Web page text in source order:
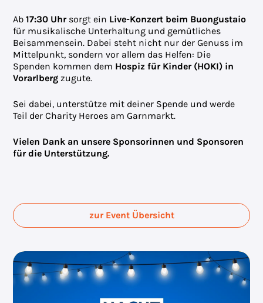
Ab17:30 Uhrsorgt ein Live-Konzert beim Buongustaio
für musikalische Unterhaltung und gemütliches
Beisammensein. Dabei steht nicht nur der Genuss im
Mittelpunkt, sondern vor allem das Helfen: Die
Spenden kommen dem Hospiz für Kinder (HOKI) in
Vorarlberg zugute.
Sei dabei, unterstütze mit deiner Spende und werde
Teil der Charity Heroes am Garnmarkt.
Vielen Dank an unsere Sponsorinnen und Sponsoren
für die Unterstützung.
zur Event Übersicht